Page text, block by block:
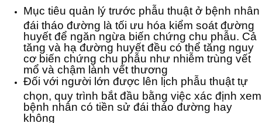
Mục tiêu quản lý trước phẫu thuật ở bệnh nhân
đái tháo đường là tối ưu hóa kiểm soát đường
huyết để ngăn ngừa biến chứng chu phẫu. Cả
tăng và hạ đường huyết đều có thể tăng nguy
cơ biến chứng chu phẫu như nhiễm trùng vết
mổ và chậm lành vết thương
Đối với người lớn được lên lịch phẫu thuật tự
chọn, quy trình bắt đầu bằng việc xác định xem
bệnh nhân có tiền sử đái tháo đường hay
không